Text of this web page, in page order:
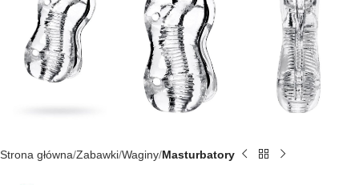
Strona główna Zabawki Waginy Masturbatory